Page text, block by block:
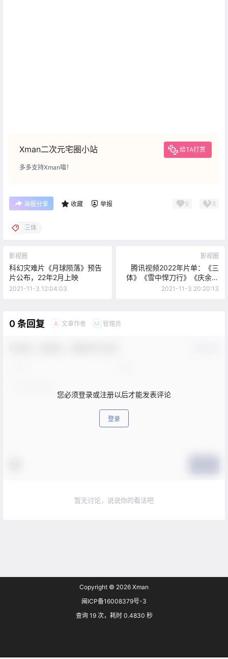
Xman二次元宅圈小站 给TA打赏
多多支持Xman喵！
海报分享 收藏 举报 0 0
三体
影视圈
科幻灾难片《月球陨落》预告
片公布，22年2月上映
2021-11-3 12:04:03
影视圈
腾讯视频2022年片单：《三
体》《雪中悍刀行》《庆余年
2》等
2021-11-3 20:20:13
0 条回复 A 文章作者 M 管理员
您必须登录或注册以后才能发表评论
登录
暂无讨论，说说你的看法吧
Copyright © 2026 Xman
闽ICP备16008379号-3
查询 19 次，耗时 0.4830 秒